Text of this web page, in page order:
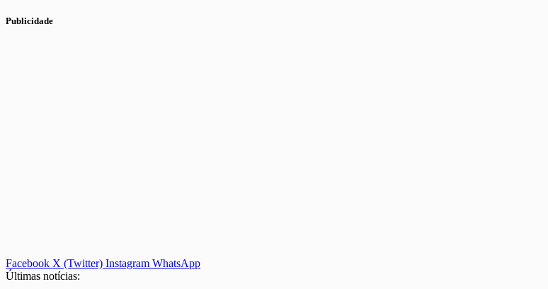
Publicidade
Facebook X (Twitter) Instagram WhatsApp
Últimas notícias: